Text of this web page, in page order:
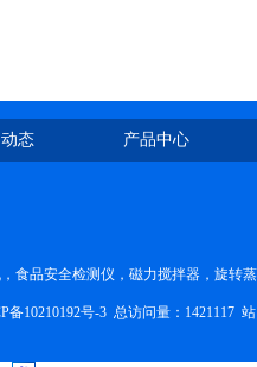
态 产品中心
食品安全检测仪，磁力搅拌器，旋转
备10210192号-3 总访问量：1421117